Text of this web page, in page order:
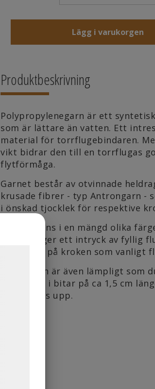
Lägg i varukorgen
Produktbeskrivning
Polypropylenegarn är ett
som är lättare än vatten. Ett
material för torrflugebindaren.
vikt bidrar den till en torrflugas
flytförmåga.
Garnet består av otvinnade
krusade fibrer - typ Antrongarn -
i önskad tjocklek för respektive
Garnet finns i en mängd olika
färgerna ger ett intryck av fyllig
det lindas på kroken som vanligt
Detta garn är även lämpligt som
det klipps i bitar på ca 1,5 cm
sedan rivas upp.